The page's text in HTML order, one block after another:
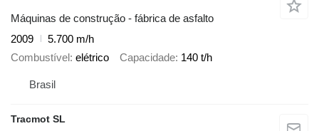
Máquinas de construção - fábrica de asfalto
2009
5.700 m/h
Combustível elétrico Capacidade 140 t/h
Brasil
Tracmot SL